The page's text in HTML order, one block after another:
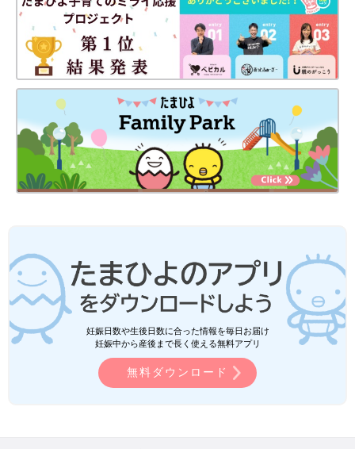
妊娠日数や生後日数に合った情報を毎日お届け
妊娠中から産後まで長く使える無料アプリ
無料ダウンロード